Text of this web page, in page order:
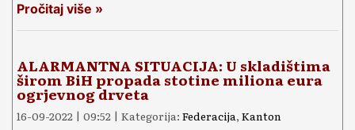
Pročitaj više »
ALARMANTNA SITUACIJA: U skladištima
širom BiH propada stotine miliona eura
ogrjevnog drveta
16-09-2022 | 09:52 | Kategorija: Federacija, Kanton